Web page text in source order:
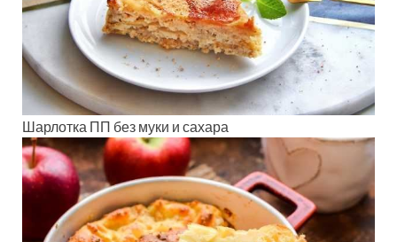
Шарлотка ПП без муки и сахара